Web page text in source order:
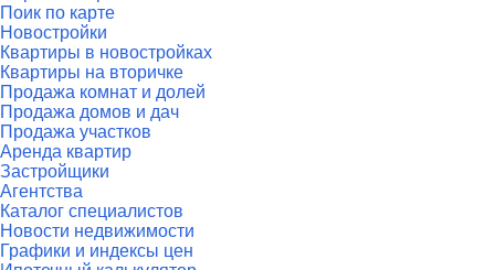
Поик по карте
Новостройки
Квартиры в новостройках
Квартиры на вторичке
Продажа комнат и долей
Продажа домов и дач
Продажа участков
Аренда квартир
Застройщики
Агентства
Каталог специалистов
Новости недвижимости
Графики и индексы цен